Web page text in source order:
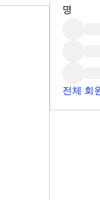
명
전체 회